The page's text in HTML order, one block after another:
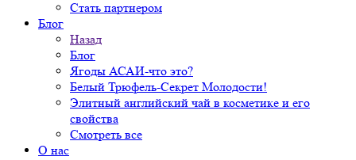
Стать партнером
Блог
Назад
Блог
Ягоды АСАИ-что это?
Белый Трюфель-Секрет Молодости!
Элитный английский чай в косметике и его
свойства
Смотреть все
О нас